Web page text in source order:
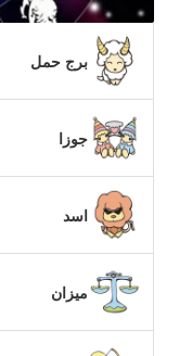
برج حمل
جوزا
اسد
میزان